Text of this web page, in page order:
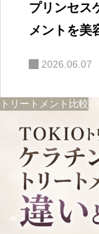
プリンセス
メントを美
2026.06.07
トリートメント比較